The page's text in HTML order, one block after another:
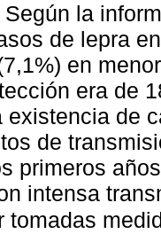
la
de lepra
en
era de
existencia de
de
primeros
intensa
tomadas